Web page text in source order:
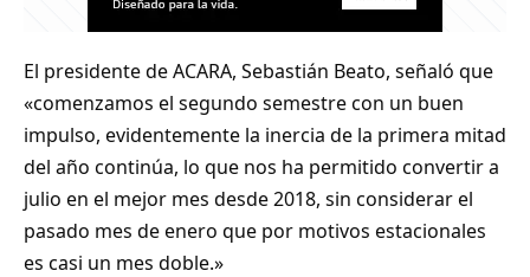
El presidente de ACARA, Sebastián Beato, señaló que
«comenzamos el segundo semestre con un buen
impulso, evidentemente la inercia de la primera mitad
del año continúa, lo que nos ha permitido convertir a
julio en el mejor mes desde 2018, sin considerar el
pasado mes de enero que por motivos estacionales
es casi un mes doble.»